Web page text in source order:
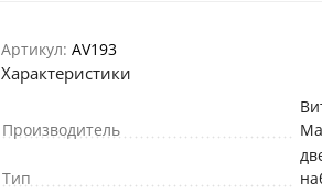
Артикул: AV193
Характеристики
Производитель
Тип